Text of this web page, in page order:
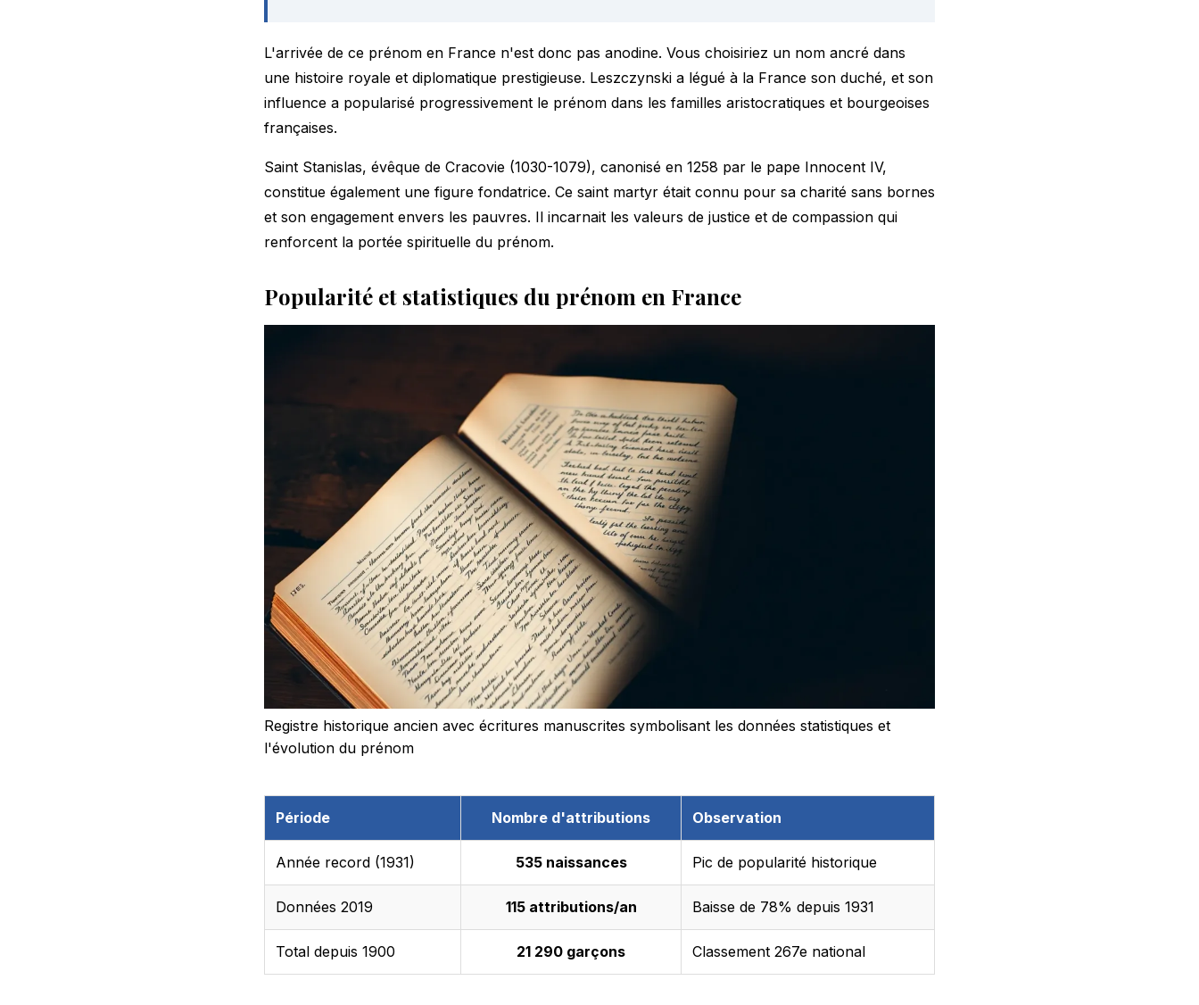
L'arrivée de ce prénom en France n'est donc pas anodine. Vous choisiriez un nom ancré dans
une histoire royale et diplomatique prestigieuse. Leszczynski a légué à la France son duché, et son
influence a popularisé progressivement le prénom dans les familles aristocratiques et bourgeoises
françaises.
Saint Stanislas, évêque de Cracovie (1030-1079), canonisé en 1258 par le pape Innocent IV,
constitue également une figure fondatrice. Ce saint martyr était connu pour sa charité sans bornes
et son engagement envers les pauvres. Il incarnait les valeurs de justice et de compassion qui
renforcent la portée spirituelle du prénom.
Popularité et statistiques du prénom en France
Registre historique ancien avec écritures manuscrites symbolisant les données statistiques et
l'évolution du prénom
Période Nombre d'attributions Observation
Année record (1931) 535 naissances Pic de popularité historique
Données 2019 115 attributions/an Baisse de 78% depuis 1931
Total depuis 1900 21 290 garçons Classement 267e national